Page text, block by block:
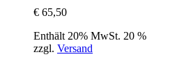
€ 65,50
Enthält 20% MwSt. 20 %
zzgl. Versand